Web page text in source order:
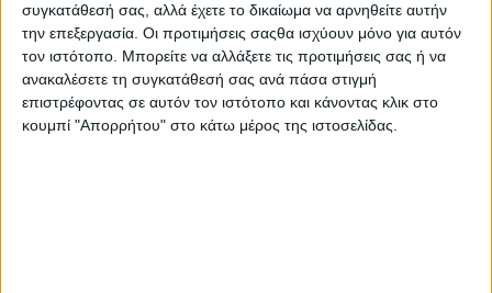
συγκατάθεσή σας, αλλά έχετε το δικαίωμα να αρνηθείτε αυτήν
την επεξεργασία. Οι προτιμήσεις σαςθα ισχύουν μόνο για αυτόν
τον ιστότοπο. Μπορείτε να αλλάξετε τις προτιμήσεις σας ή να
ανακαλέσετε τη συγκατάθεσή σας ανά πάσα στιγμή
επιστρέφοντας σε αυτόν τον ιστότοπο και κάνοντας κλικ στο
κουμπί "Απορρήτου" στο κάτω μέρος της ιστοσελίδας.